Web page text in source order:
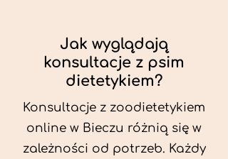
Jak wyglądają
konsultacje z psim
dietetykiem?
Konsultacje z zoodietetykiem
online w Bieczu różnią się w
zależności od potrzeb. Każdy